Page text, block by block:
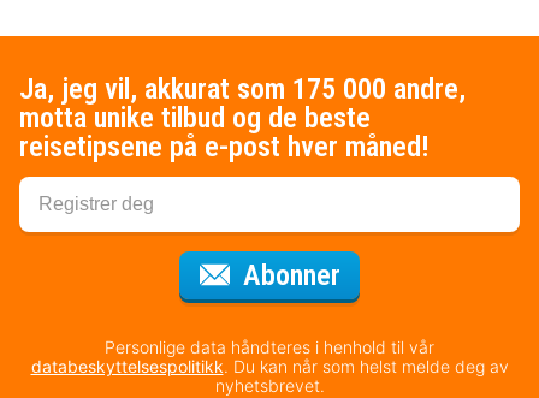
Ja, jeg vil, akkurat som 175 000 andre,
motta unike tilbud og de beste
reisetipsene på e-post hver måned!
Abonner
Personlige data håndteres i henhold til vår
databeskyttelsespolitikk. Du kan når som helst melde deg av
nyhetsbrevet.